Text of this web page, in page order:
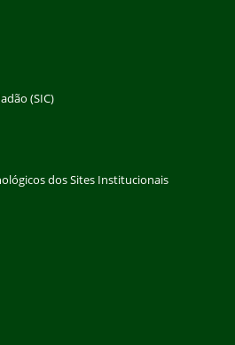
(SIC)
dos Sites Institucionais